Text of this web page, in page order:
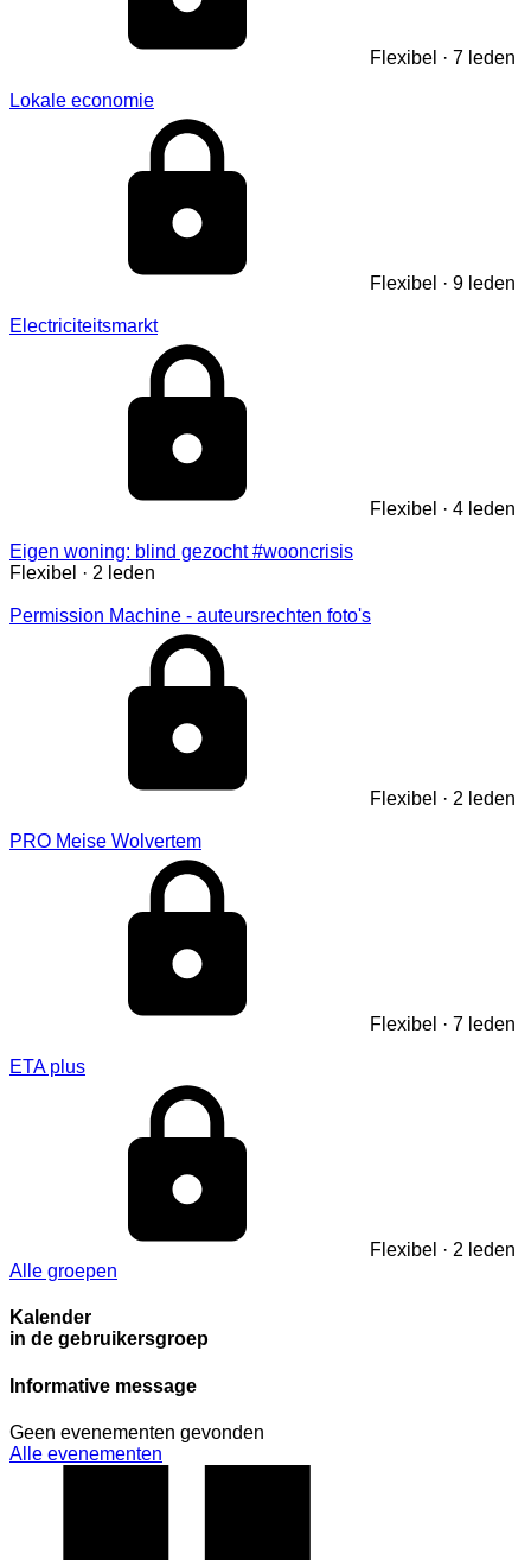
Flexibel · 7 leden
Lokale economie
Flexibel · 9 leden
Electriciteitsmarkt
Flexibel · 4 leden
Eigen woning: blind gezocht #wooncrisis
Flexibel · 2 leden
Permission Machine - auteursrechten foto's
Flexibel · 2 leden
PRO Meise Wolvertem
Flexibel · 7 leden
ETA plus
Flexibel · 2 leden
Alle groepen
Kalender
in de gebruikersgroep
Informative message
Geen evenementen gevonden
Alle evenementen